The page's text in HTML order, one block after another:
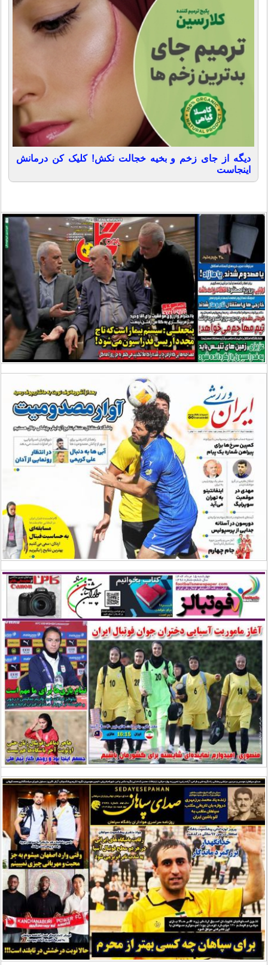
دیگه از جای زخم و بخیه خجالت نکش! کلیک کن درمانش
اینجاست